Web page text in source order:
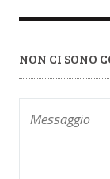
NON CI SONO